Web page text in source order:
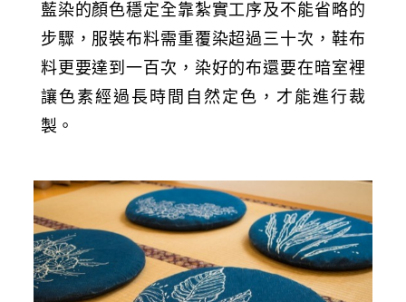
藍染的顏色穩定全靠紮實工序及不能省略的
步驟，服裝布料需重覆染超過三十次，鞋布
料更要達到一百次，染好的布還要在暗室裡
讓色素經過長時間自然定色，才能進行裁
製。